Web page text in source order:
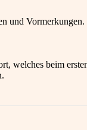
und Vormerkungen.
welches beim